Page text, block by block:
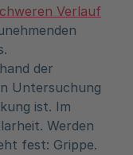
Verlauf
der
Untersuchung
ist. Im
Werden
fest: Grippe.